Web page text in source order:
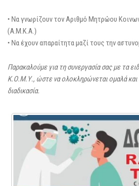
• Να γνωρίζουν τον Αριθμό Μητρώου
(Α.Μ.Κ.Α.)
• Να έχουν απαραίτητα μαζί τους την
Παρακαλούμε για τη συνεργασία σας με τα
Κ.Ο.Μ.Υ., ώστε να ολοκληρώνεται ομαλά και
διαδικασία.